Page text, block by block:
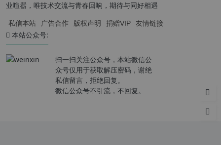
业喧嚣，唯技术交流与青春回响，期待与同好相遇
私信本站 广告合作 版权声明 捐赠VIP 友情链接
本站公众号:
扫一扫关注公众号，本站微信公
众号仅用于获取解压密码，谢绝
私信留言，拒绝回复。
微信公众号不引流，不回复。